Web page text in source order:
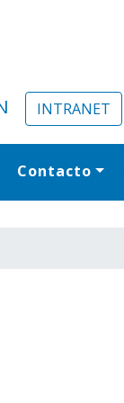
INTRANET
Contacto